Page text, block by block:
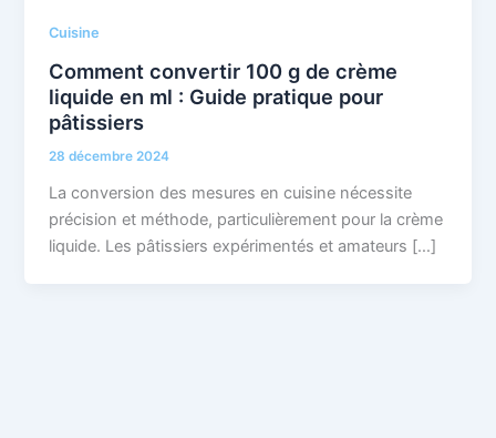
Cuisine
Comment convertir 100 g de crème
liquide en ml : Guide pratique pour
pâtissiers
28 décembre 2024
La conversion des mesures en cuisine nécessite
précision et méthode, particulièrement pour la crème
liquide. Les pâtissiers expérimentés et amateurs […]